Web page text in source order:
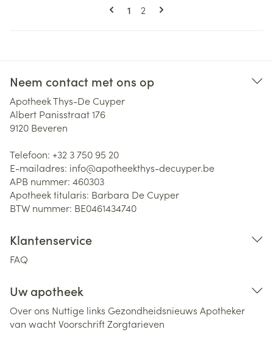
Pagina's
U lees momenteel pagina
1 Pagina
2
Neem contact met ons op
Apotheek Thys-De Cuyper
Albert Panisstraat 176
9120 Beveren
Telefoon: +32 3 750 95 20
E-mailadres: info@apotheekthys-decuyper.be
APB nummer: 460303
Apotheek titularis: Barbara De Cuyper
BTW nummer: BE0461434740
Klantenservice
FAQ
Uw apotheek
Over ons Nuttige links Gezondheidsnieuws Apotheker
van wachtVoorschriftZorgtarieven